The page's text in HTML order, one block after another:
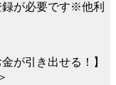
録が必要です※他利
が引き出せる！】